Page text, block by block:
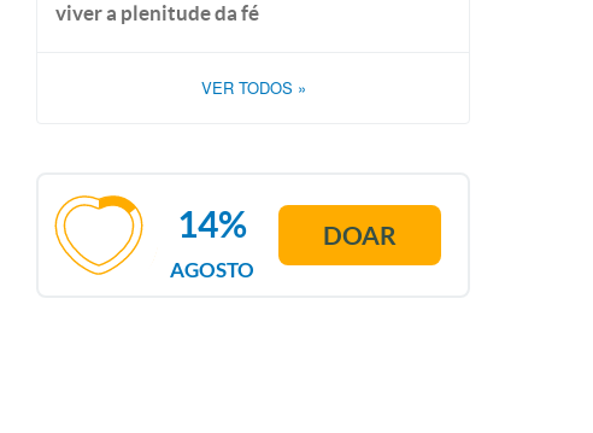
viver a plenitude da fé
VER TODOS »
AGOSTO
14% DOAR